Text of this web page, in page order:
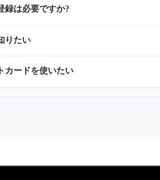
録は必要ですか?
りたい
カードを使いたい